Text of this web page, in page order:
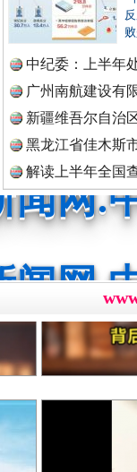
中纪委：上半年
广州南航建设有
新疆维吾尔自治
黑龙江省佳木斯
解读上半年全国
数据
闻网.
闻网.
闻网.
闻网.
闻网.
广州首